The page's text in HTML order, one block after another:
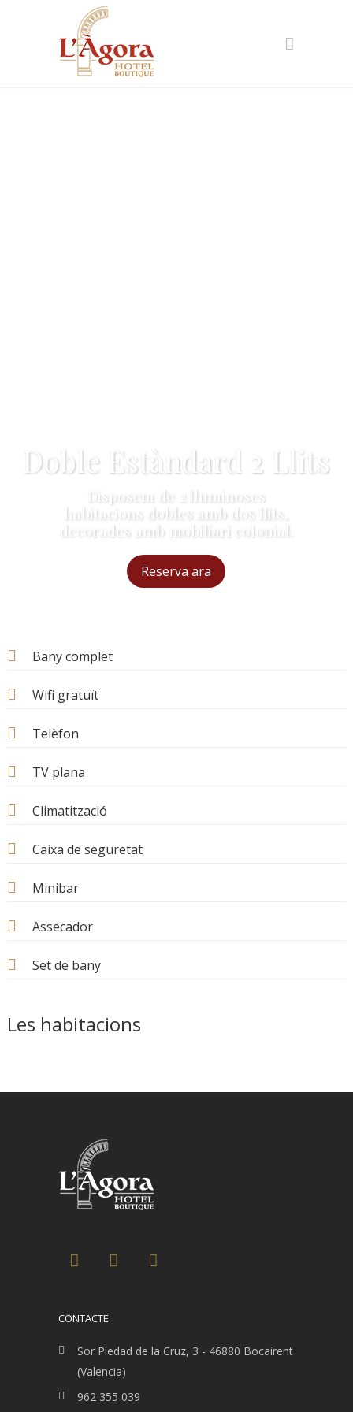
Doble Estàndard 2 Llits
Disposem de 2 lluminoses
habitacions dobles amb dos llits,
decorades amb mobiliari colonial.
Reserva ara
Bany complet
Wifi gratuït
Telèfon
TV plana
Climatització
Caixa de seguretat
Minibar
Assecador
Set de bany
Les habitacions
CONTACTE
Sor Piedad de la Cruz, 3 - 46880 Bocairent
(Valencia)
962 355 039